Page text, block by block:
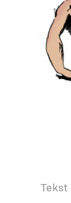
Tekst